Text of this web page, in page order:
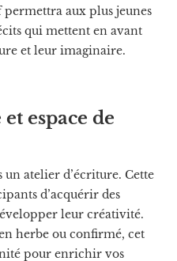
permettra aux plus jeunes
qui mettent en avant
et leur imaginaire.
espace de
un atelier d’écriture. Cette
d’acquérir des
leur créativité.
herbe ou confirmé, cet
pour enrichir vos